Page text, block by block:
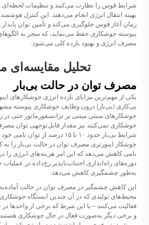
شرایط قوس را نظارت می‌کنند و تنظیمات لحظه‌ای
بهینه انتقال انرژی انجام می‌دهند. این کنترل
زمان آغاز قوس جلوگیری می‌کند و تأمین توان پایدار
پیوسته جوشکاری حفظ می‌نماید، که منجر به
مصرف انرژی و بهبود بازده کلی می‌شود.
تحلیل
مصرف توان در حالت بی‌بار
یکی از مهم‌ترین مزایای بازده انرژی جوشکارهای
بی‌کاری (بی‌بار) درون وظایف جوشکاری پیوسته
جوشکارهای سنتی مبتنی بر ترانسفورماتور حتی
جوشکاری نمی‌کنند نیز مقدار قابل‌توجهی توان
شرایط بی‌بار حدود ۱۰ تا ۱۵ درصد از
نامی کاهش می‌دهد که این امر هزینه‌های انرژی را
دوره‌های راه‌اندازی اجتناب‌ناپذیر رخ‌داده در
به‌طور چشمگیری کاهش می‌دهد.
این کاهش چشمگیر در مصرف توان در حالت
محیط‌های تولیدی که در آن چندین ایستگاه
فعالیت می‌کنند—با این شرط که برخی از واحدها در
و برخی دیگر به‌صورت فعال در حال جوشکاری